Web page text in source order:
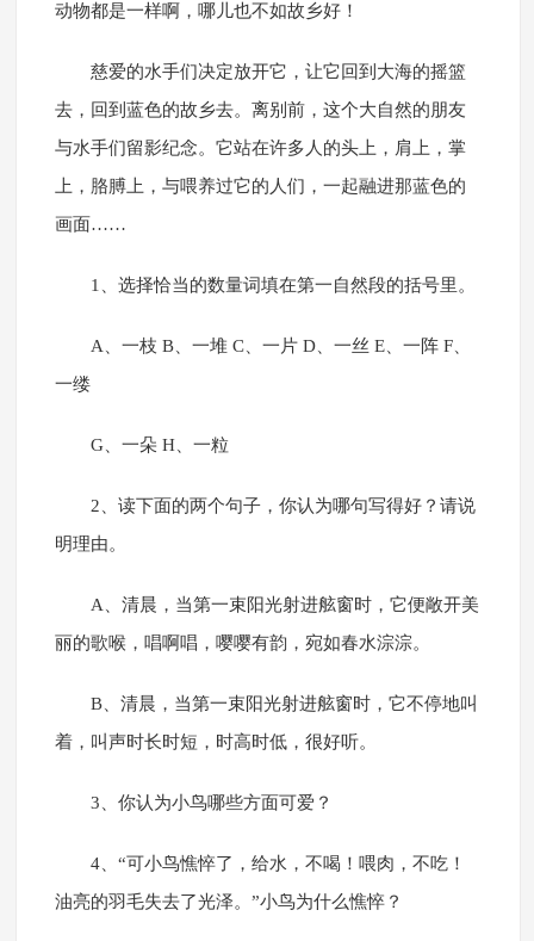
动物都是一样啊，哪儿也不如故乡好！
慈爱的水手们决定放开它，让它回到大海的摇篮
去，回到蓝色的故乡去。离别前，这个大自然的朋友
与水手们留影纪念。它站在许多人的头上，肩上，掌
上，胳膊上，与喂养过它的人们，一起融进那蓝色的
画面……
1、选择恰当的数量词填在第一自然段的括号里。
A、一枝 B、一堆 C、一片 D、一丝 E、一阵 F、
一缕
G、一朵 H、一粒
2、读下面的两个句子，你认为哪句写得好？请说
明理由。
A、清晨，当第一束阳光射进舷窗时，它便敞开美
丽的歌喉，唱啊唱，嘤嘤有韵，宛如春水淙淙。
B、清晨，当第一束阳光射进舷窗时，它不停地叫
着，叫声时长时短，时高时低，很好听。
3、你认为小鸟哪些方面可爱？
4、“可小鸟憔悴了，给水，不喝！喂肉，不吃！
油亮的羽毛失去了光泽。”小鸟为什么憔悴？